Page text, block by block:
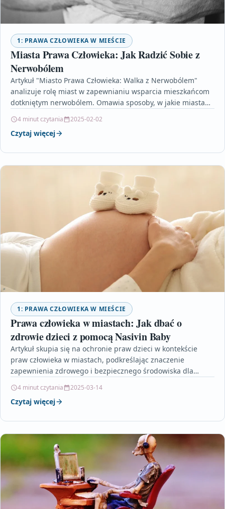
1: PRAWA CZŁOWIEKA W MIEŚCIE
Miasta Prawa Człowieka: Jak Radzić Sobie z
Nerwobólem
Artykuł "Miasto Prawa Człowieka: Walka z Nerwobólem"
analizuje rolę miast w zapewnianiu wsparcia mieszkańcom
dotkniętym nerwobólem. Omawia sposoby, w jakie miasta
4 minut czytania 2025-02-02
Czytaj więcej
1: PRAWA CZŁOWIEKA W MIEŚCIE
Prawa człowieka w miastach: Jak dbać o
zdrowie dzieci z pomocą Nasivin Baby
Artykuł skupia się na ochronie praw dzieci w kontekście
praw człowieka w miastach, podkreślając znaczenie
zapewnienia zdrowego i bezpiecznego środowiska dla
4 minut czytania 2025-03-14
Czytaj więcej